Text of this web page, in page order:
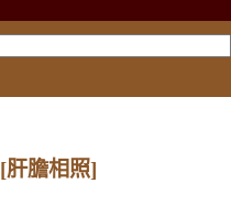
[肝膽相照]